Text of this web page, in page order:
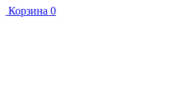
Корзина 0